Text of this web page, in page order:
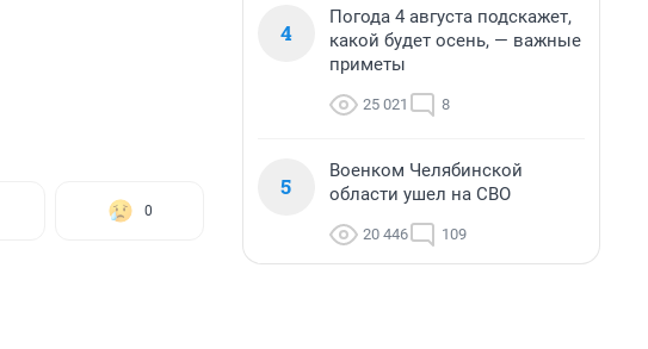
0
4
Погода 4 августа подскажет,
какой будет осень, — важные
приметы
25 021 8
5
Военком Челябинской
области ушел на СВО
20 446 109